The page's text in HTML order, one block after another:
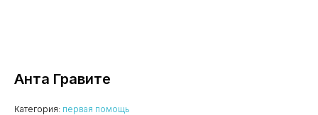
Анта Гравите
Категория: первая помощь